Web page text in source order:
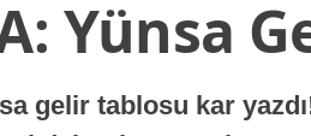
Yünsa
gelir tablosu kar